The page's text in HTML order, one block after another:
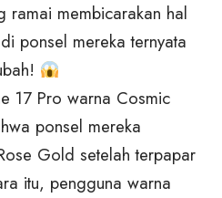
ramai membicarakan hal
ponsel mereka ternyata
17 Pro warna Cosmic
ponsel mereka
Gold setelah terpapar
itu, pengguna warna